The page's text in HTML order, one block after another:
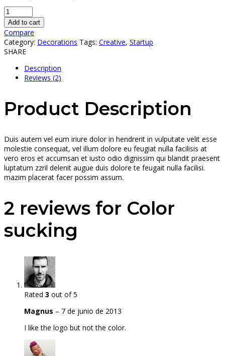
Add to cart
Compare
Category: Decorations Tags: Creative, Startup
SHARE
Description
Reviews (2)
Product Description
Duis autem vel eum iriure dolor in hendrerit in vulputate velit esse
molestie consequat, vel illum dolore eu feugiat nulla facilisis at
vero eros et accumsan et iusto odio dignissim qui blandit praesent
luptatum zzril delenit augue duis dolore te feugait nulla facilisi.
mazim placerat facer possim assum.
2 reviews for Color
sucking
Rated 3 out of 5
Magnus – 7 de junio de 2013
I like the logo but not the color.